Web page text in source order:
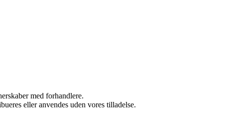
med forhandlere.
eller anvendes uden vores tilladelse.